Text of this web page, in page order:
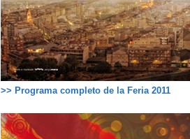
>> Programa completo de la Feria 2011